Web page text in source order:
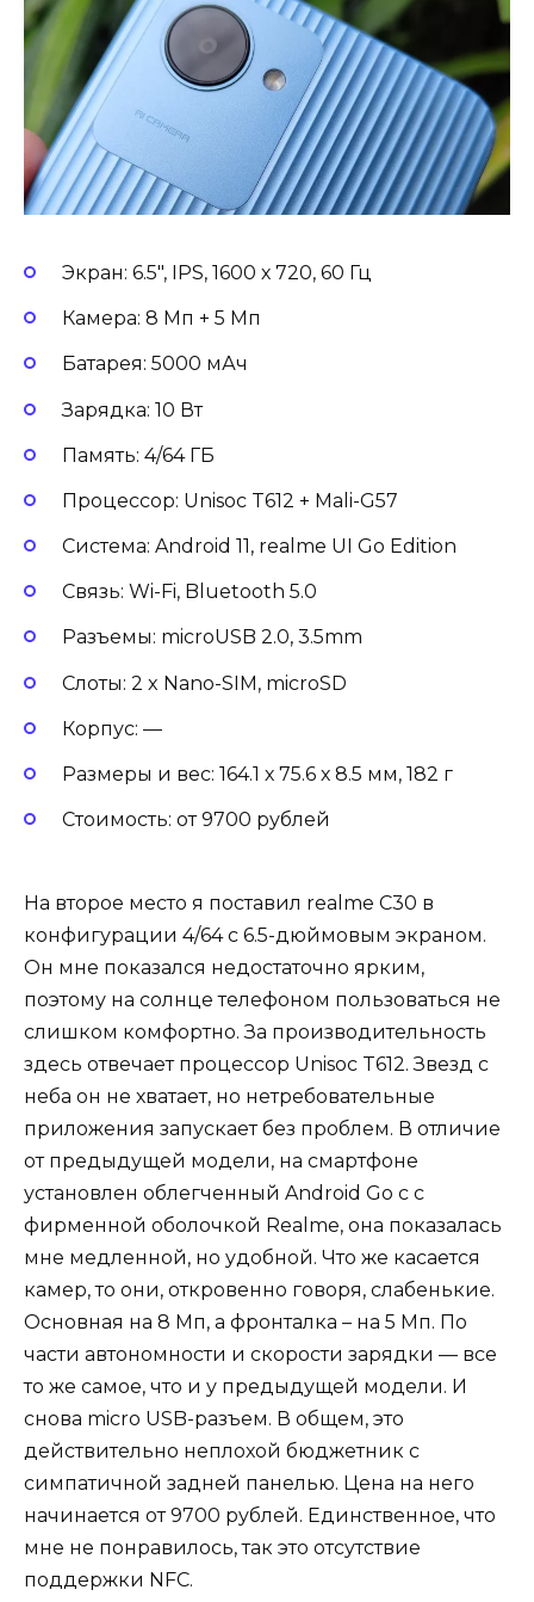
Экран: 6.5″, IPS, 1600 х 720, 60 Гц
Камера: 8 Мп + 5 Мп
Батарея: 5000 мАч
Зарядка: 10 Вт
Память: 4/64 ГБ
Процессор: Unisoc T612 + Mali-G57
Система: Android 11, realme UI Go Edition
Связь: Wi-Fi, Bluetooth 5.0
Разъемы: microUSB 2.0, 3.5mm
Слоты: 2 x Nano-SIM, microSD
Корпус: —
Размеры и вес: 164.1 х 75.6 х 8.5 мм, 182 г
Стоимость: от 9700 рублей
На второе место я поставил realme C30 в
конфигурации 4/64 с 6.5-дюймовым экраном.
Он мне показался недостаточно ярким,
поэтому на солнце телефоном пользоваться не
слишком комфортно. За производительность
здесь отвечает процессор Unisoc T612. Звезд с
неба он не хватает, но нетребовательные
приложения запускает без проблем. В отличие
от предыдущей модели, на смартфоне
установлен облегченный Android Go с с
фирменной оболочкой Realme, она показалась
мне медленной, но удобной. Что же касается
камер, то они, откровенно говоря, слабенькие.
Основная на 8 Мп, а фронталка – на 5 Мп. По
части автономности и скорости зарядки — все
то же самое, что и у предыдущей модели. И
снова micro USB-разъем. В общем, это
действительно неплохой бюджетник с
симпатичной задней панелью. Цена на него
начинается от 9700 рублей. Единственное, что
мне не понравилось, так это отсутствие
поддержки NFC.